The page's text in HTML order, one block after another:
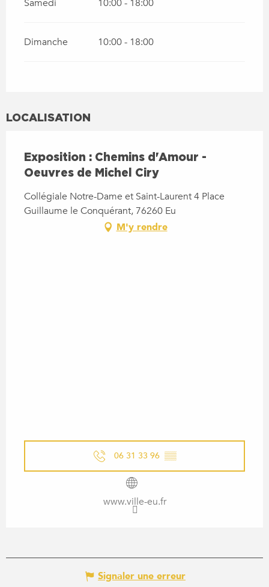
Samedi 10:00 - 18:00
Dimanche 10:00 - 18:00
LOCALISATION
Exposition : Chemins d'Amour -
Oeuvres de Michel Ciry
Collégiale Notre-Dame et Saint-Laurent 4 Place
Guillaume le Conquérant, 76260 Eu
M'y rendre
06 31 33 96 ▒▒
www.ville-eu.fr
Signaler une erreur